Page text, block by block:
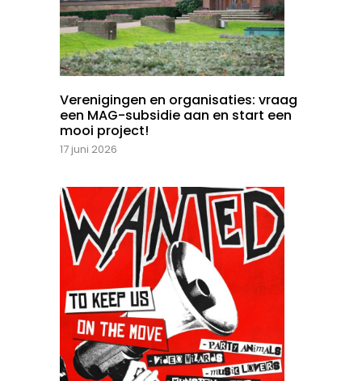
Verenigingen en organisaties: vraag
een MAG-subsidie aan en start een
mooi project!
17 juni 2026